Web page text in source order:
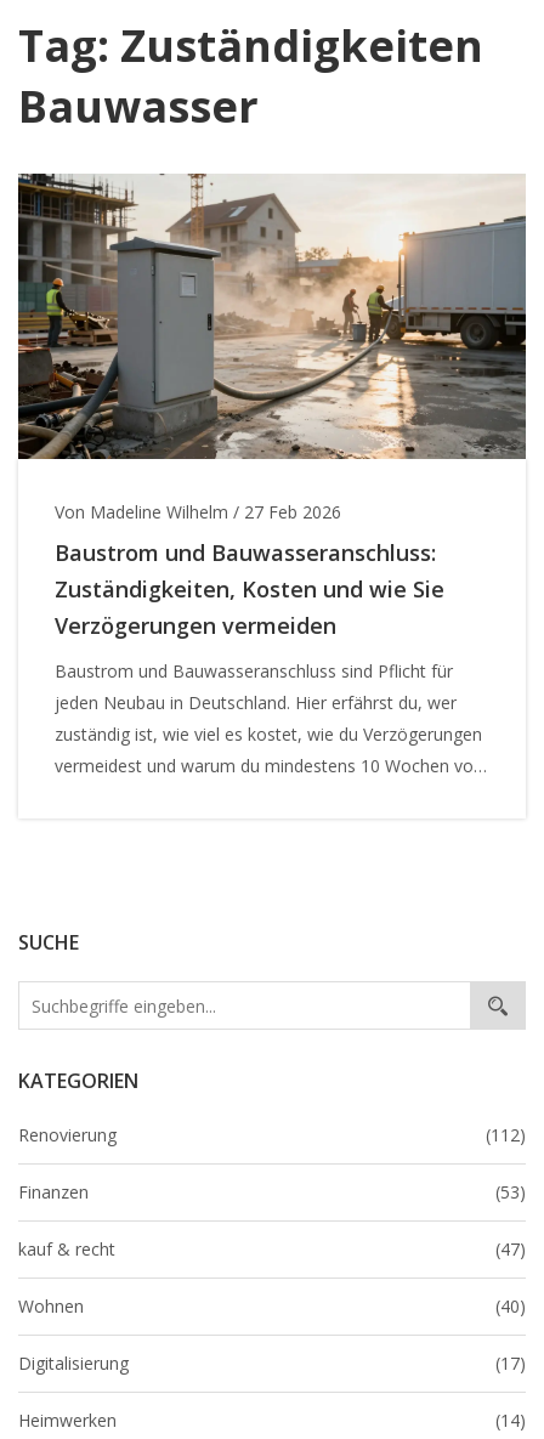
SUCHE
KATEGORIEN
Renovierung (112)
Finanzen (53)
kauf & recht (47)
Wohnen (40)
Digitalisierung (17)
Heimwerken (14)
Tag: Zuständigkeiten
Bauwasser
Von Madeline Wilhelm / 27 Feb 2026
Baustrom und Bauwasseranschluss:
Zuständigkeiten, Kosten und wie Sie
Verzögerungen vermeiden
Baustrom und Bauwasseranschluss sind Pflicht für
jeden Neubau in Deutschland. Hier erfährst du, wer
zuständig ist, wie viel es kostet, wie du Verzögerungen
vermeidest und warum du mindestens 10 Wochen vor